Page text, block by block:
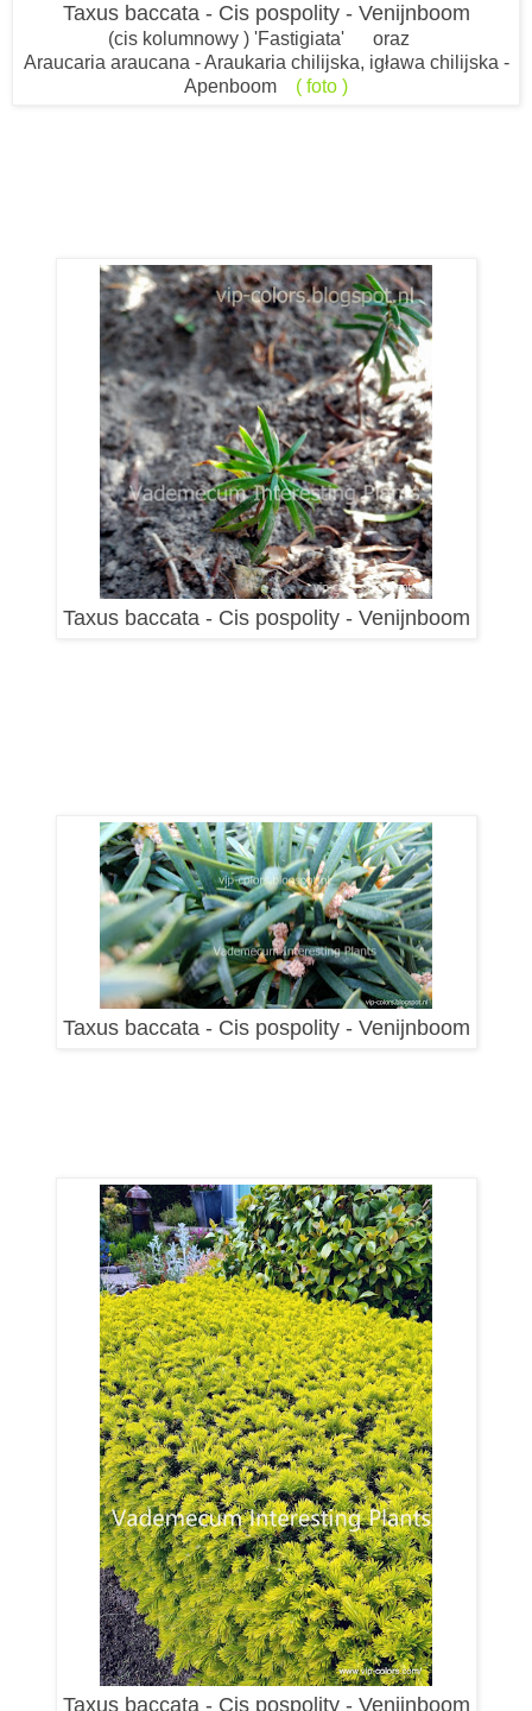
Taxus baccata - Cis pospolity - Venijnboom
(cis kolumnowy ) 'Fastigiata' oraz
Araucaria araucana - Araukaria chilijska, igława chilijska -
Apenboom ( foto )
Taxus baccata - Cis pospolity - Venijnboom
Taxus baccata - Cis pospolity - Venijnboom
Taxus baccata - Cis pospolity - Venijnboom